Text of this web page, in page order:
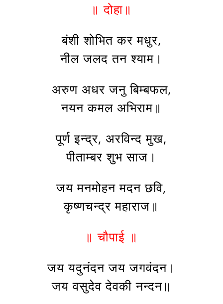
॥ दोहा॥
बंशी शोभित कर मधुर,
नील जलद तन श्याम।
अरुण अधर जनु बिम्बफल,
नयन कमल अभिराम॥
पूर्ण इन्द्र, अरविन्द मुख,
पीताम्बर शुभ साज।
जय मनमोहन मदन छवि,
कृष्णचन्द्र महाराज॥
॥ चौपाई ॥
जय यदुनंदन जय जगवंदन।
जय वसुदेव देवकी नन्दन॥